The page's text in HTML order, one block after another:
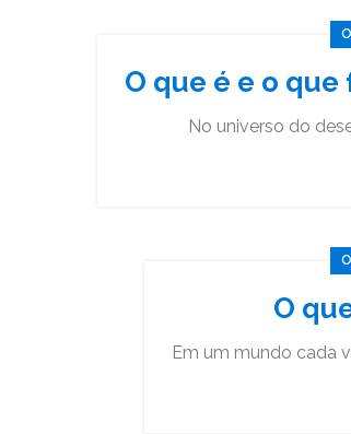
O que é e o
No universo do
O
Em um mundo cada